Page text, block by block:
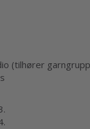
(tilhører